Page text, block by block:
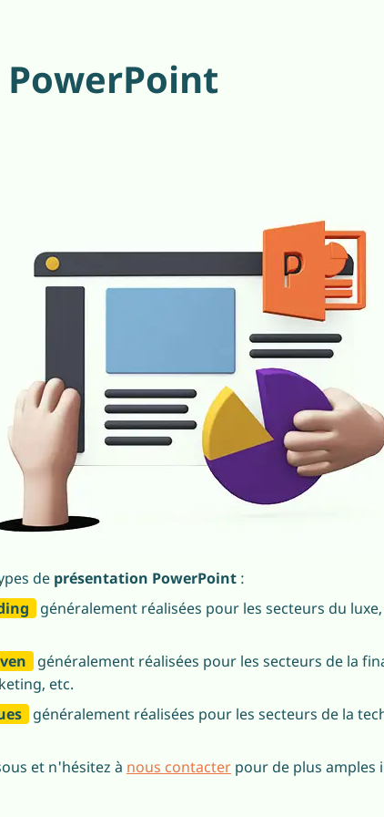
de présentation PowerPoint :
généralement réalisées pour les secteurs du
généralement réalisées pour les secteurs de la
etc.
généralement réalisées pour les secteurs de la
et n'hésitez à nous contacter pour de plus amples